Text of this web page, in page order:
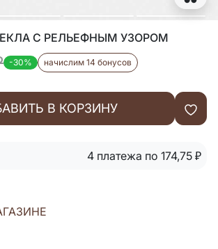
С РЕЛЬЕФНЫМ УЗОРОМ
-30% начислим 14 бонусов
В КОРЗИНУ
4 платежа по 174,75 ₽